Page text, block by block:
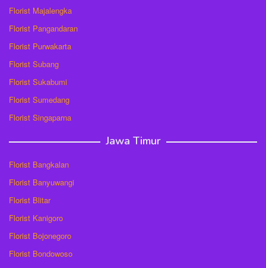
Florist Majalengka
Florist Pangandaran
Florist Purwakarta
Florist Subang
Florist Sukabumi
Florist Sumedang
Florist Singaparna
Jawa Timur
Florist Bangkalan
Florist Banyuwangi
Florist Blitar
Florist Kanigoro
Florist Bojonegoro
Florist Bondowoso